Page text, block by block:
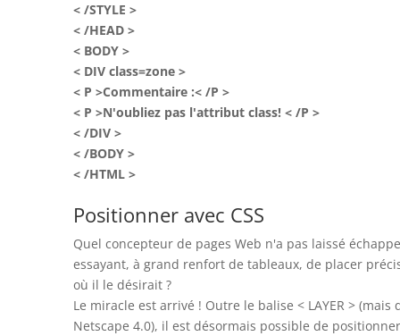
< /STYLE >
< /HEAD >
< BODY >
< DIV class=zone >
< P >Commentaire :< /P >
< P >N'oubliez pas l'attribut class! < /P >
< /DIV >
< /BODY >
< /HTML >
Positionner avec CSS
Quel concepteur de pages Web n'a pas laissé
essayant, à grand renfort de tableaux, de placer
où il le désirait ?
Le miracle est arrivé ! Outre le balise < LAYER >
Netscape 4.0), il est désormais possible de